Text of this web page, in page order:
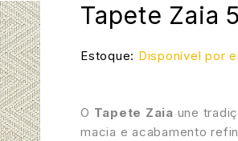
Tapete Zaia
Estoque: Disponível por
O Tapete Zaia une
macia e acabamento